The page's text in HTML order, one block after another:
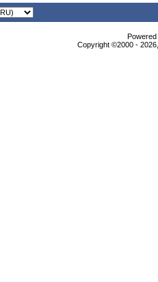
Copyright ©2000 -